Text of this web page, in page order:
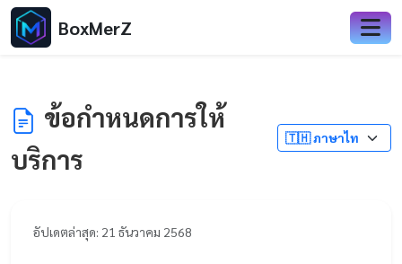
BoxMerZ
ข้อกำหนดการให้
บริการ
อัปเดตล่าสุด: 21 ธันวาคม 2568